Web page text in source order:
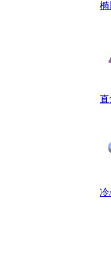
椭
直
冷